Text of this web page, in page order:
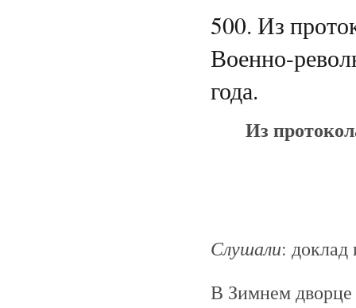
500. Из
Военно-
года.
Из
Слушали:
В Зимнем дворце